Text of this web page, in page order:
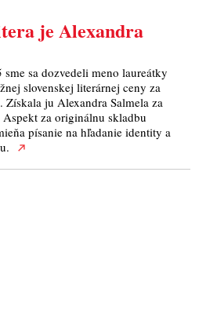
je Alexandra
sa dozvedeli meno laureátky
slovenskej literárnej ceny za
ju Alexandra Salmela za
za originálnu skladbu
písanie na hľadanie identity a